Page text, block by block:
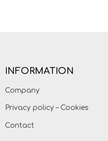
INFORMATION
Company
Privacy policy – Cookies
Contact